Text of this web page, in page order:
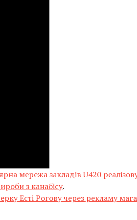
мережа закладів U420
з канабісу.
Есті Рогову через рекламу